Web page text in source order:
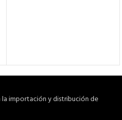
la importación y distribución de